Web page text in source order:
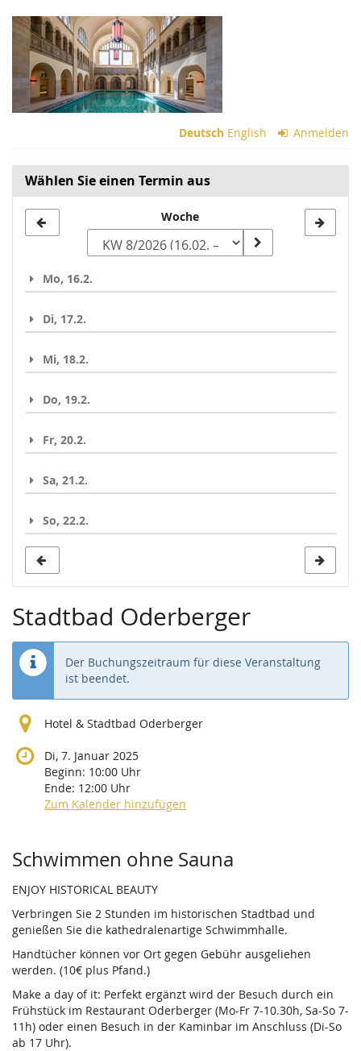
Zum
Haupt-
Inhalt
springen
Deutsch English Anmelden
Wählen Sie einen Termin aus
zur
auswählen
Woche
Mo, 16.2.
Di, 17.2.
Mi, 18.2.
Do, 19.2.
Fr, 20.2.
Sa, 21.2.
So, 22.2.
Stadtbad Oderberger
Der Buchungszeitraum für diese Veranstaltung
ist beendet.
Hotel & Stadtbad Oderberger
Di, 7. Januar 2025
Beginn: 10:00 Uhr
Ende: 12:00 Uhr
Zum Kalender hinzufügen
Produkte
Schwimmen ohne Sauna
ENJOY HISTORICAL BEAUTY
Verbringen Sie 2 Stunden im historischen Stadtbad und
genießen Sie die kathedralenartige Schwimmhalle.
Handtücher können vor Ort gegen Gebühr ausgeliehen
werden. (10€ plus Pfand.)
Make a day of it: Perfekt ergänzt wird der Besuch durch ein
Frühstück im Restaurant Oderberger (Mo-Fr 7-10.30h, Sa-So 7-
11h) oder einen Besuch in der Kaminbar im Anschluss (Di-So
ab 17 Uhr).